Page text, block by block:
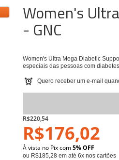
Women's
- GNC
Women's Ultra Mega Diabetic
especiais das pessoas com
Quero receber um e-mail
R$220,54
R$176,02
À vista no Pix com5% OFF
ou R$185,28 em até 6x nos cartões